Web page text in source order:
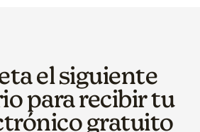
el siguiente
para recibir tu
gratuito